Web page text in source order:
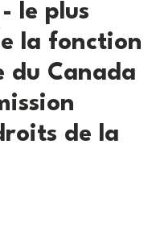
le plus
la fonction
du Canada
de la